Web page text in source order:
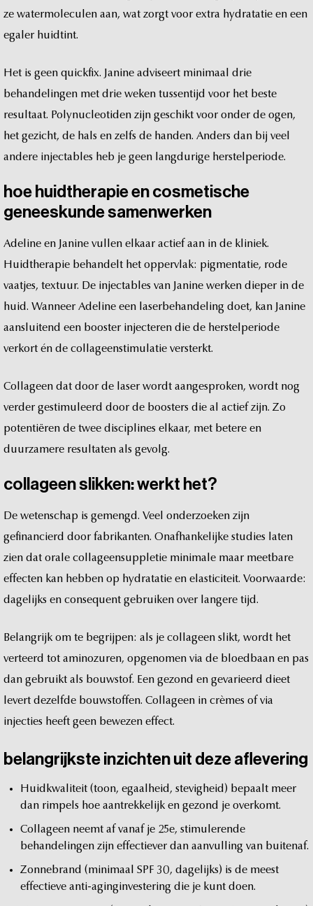
ze watermoleculen aan, wat zorgt voor extra hydratatie en een
egaler huidtint.
Het is geen quickfix. Janine adviseert minimaal
drie
behandelingen met drie weken tussentijd voor het beste
resultaat. Polynucleotiden zijn geschikt voor onder de ogen,
het gezicht, de hals en zelfs de handen. Anders dan bij veel
andere injectables heb je geen langdurige herstelperiode.
hoe huidtherapieen cosmetische
geneeskundesamenwerken
Adeline en Janine vullen elkaar actief aan in de kliniek.
Huidtherapie behandelt het oppervlak: pigmentatie, rode
vaatjes, textuur. De injectables van Janine werken dieper in de
huid. Wanneer Adeline een laserbehandeling doet, kan Janine
aansluitend een booster injecteren die de herstelperiode
verkort én de collageenstimulatie versterkt.
Collageen dat door de laser wordt aangesproken, wordt nog
verder gestimuleerd door de boosters die al actief zijn. Zo
potentiëren de twee disciplines elkaar, met betere en
duurzamere resultaten als gevolg.
collageenslikken:werkt het?
De wetenschap is gemengd. Veel onderzoeken zijn
gefinancierd door fabrikanten. Onafhankelijke studies
laten
zien dat orale collageensuppletie minimale maar meetbare
effecten kan hebben op hydratatie en elasticiteit. Voorwaarde:
dagelijks en consequent gebruiken over langere tijd.
Belangrijk om te begrijpen: als je collageen slikt, wordt het
verteerd tot aminozuren, opgenomen via de bloedbaan en pas
dan gebruikt als bouwstof. Een gezond en gevarieerd dieet
levert dezelfde bouwstoffen. Collageen in crèmes of via
injecties heeft geen bewezen effect.
belangrijkste inzichten uit deze aflevering
Huidkwaliteit (toon, egaalheid, stevigheid) bepaalt meer
dan rimpels hoe aantrekkelijk en gezond je overkomt.
Collageen neemt af vanaf je 25e, stimulerende
behandelingen zijn effectiever dan aanvulling van buitenaf.
Zonnebrand (minimaal SPF 30, dagelijks) is de meest
effectieve anti-aginginvestering die je kunt doen.